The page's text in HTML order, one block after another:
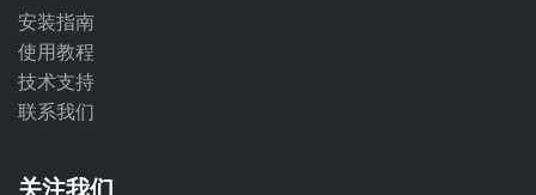
安装指南
使用教程
技术支持
联系我们
关注我们